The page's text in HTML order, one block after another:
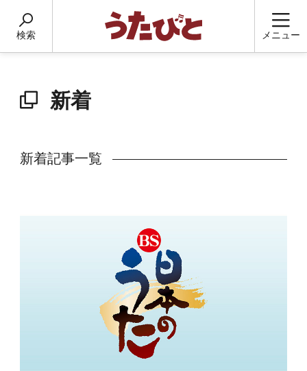
検索 メニュー
新着
新着記事一覧